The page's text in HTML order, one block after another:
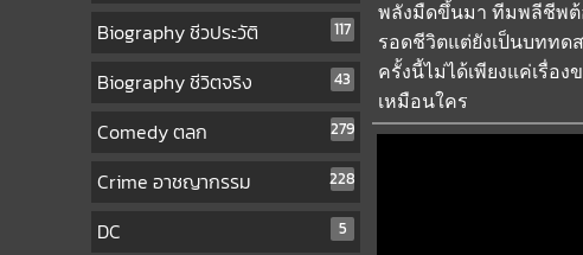
Biography ชีวประวัติ 117
Biography ชีวิตจริง 43
Comedy ตลก 279
Crime อาชญากรรม 228
DC 5
พลังมืดขึ้นมา ทีมพลีชีพต้
รอดชีวิตแต่ยังเป็นบททด
ครั้งนี้ไม่ได้เพียงแค่เรื่อ
เหมือนใคร